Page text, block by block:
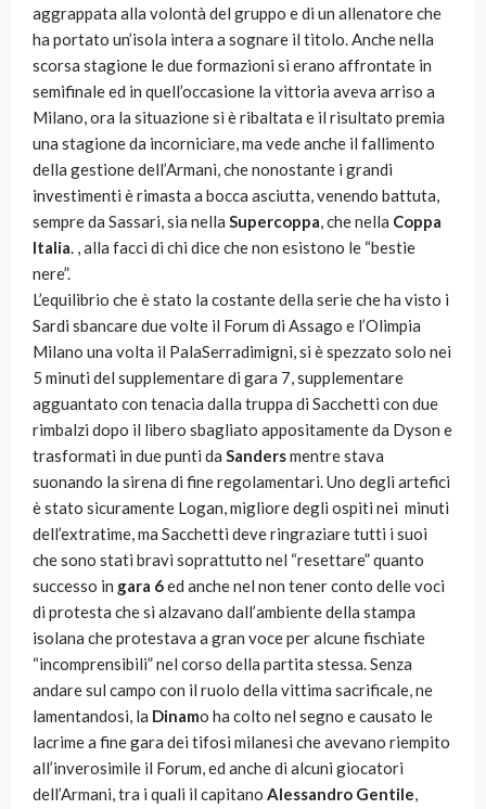
aggrappata alla volontà del gruppo e di un allenatore che
ha portato un’isola intera a sognare il titolo. Anche nella
scorsa stagione le due formazioni si erano affrontate in
semifinale ed in quell’occasione la vittoria aveva arriso a
Milano, ora la situazione si è ribaltata e il risultato premia
una stagione da incorniciare, ma vede anche il fallimento
della gestione dell’Armani, che nonostante i grandi
investimenti è rimasta a bocca asciutta, venendo battuta,
sempre da Sassari, sia nella Supercoppa, che nella Coppa
Italia. , alla facci di chi dice che non esistono le “bestie
nere”.
L’equilibrio che è stato la costante della serie che ha visto i
Sardi sbancare due volte il Forum di Assago e l’Olimpia
Milano una volta il PalaSerradimigni, si è spezzato solo nei
5 minuti del supplementare di gara 7, supplementare
agguantato con tenacia dalla truppa di Sacchetti con due
rimbalzi dopo il libero sbagliato appositamente da Dyson e
trasformati in due punti da Sandersmentre stava
suonando la sirena di fine regolamentari. Uno degli artefici
è stato sicuramente Logan, migliore degli ospiti nei minuti
dell’extratime, ma Sacchetti deve ringraziare tutti i suoi
che sono stati bravi soprattutto nel “resettare” quanto
successo in gara 6ed anche nel non tener conto delle voci
di protesta che si alzavano dall’ambiente della stampa
isolana che protestava a gran voce per alcune fischiate
“incomprensibili” nel corso della partita stessa. Senza
andare sul campo con il ruolo della vittima sacrificale, ne
lamentandosi, la Dinamo ha colto nel segno e causato le
lacrime a fine gara dei tifosi milanesi che avevano riempito
all’inverosimile il Forum, ed anche di alcuni giocatori
dell’Armani, tra i quali il capitano Alessandro Gentile,